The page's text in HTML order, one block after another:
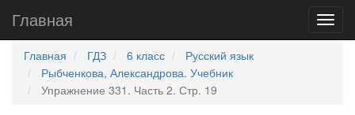
Главная
Главная ГДЗ 6 класс
Русский язык
Рыбченкова, Александрова. Учебник
Упражнение 331. Часть 2. Стр. 19